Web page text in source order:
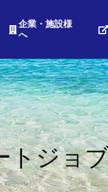
企業・施設様
へ
トジョ